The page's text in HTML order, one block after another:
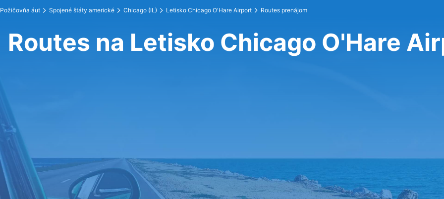
Požičovňa áut Spojené štáty americké Chicago (IL) Letisko Chicago O'Hare Airport Routes prenájom
Routes na Letisko Chicago O'Hare